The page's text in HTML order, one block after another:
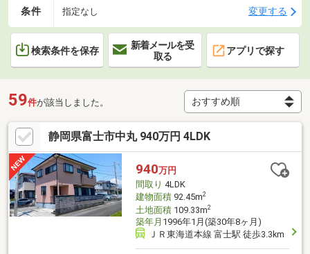
条件 指定なし 変更する
検索条件を保存
新着メールを受
取る
アプリで探す
59件が該当しました。
静岡県富士市中丸 940万円 4LDK
940万円
間取り 4LDK
建物面積92.45m2
土地面積109.33m2
築年月 1996年1月(築30年8ヶ月)
ＪＲ東海道本線 富士駅 徒歩3.3km